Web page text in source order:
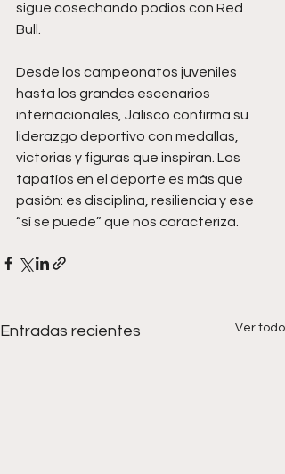
sigue cosechando podios con Red
Bull.
Desde los campeonatos juveniles
hasta los grandes escenarios
internacionales, Jalisco confirma su
liderazgo deportivo con medallas,
victorias y figuras que inspiran. Los
tapatíos en el deporte es más que
pasión: es disciplina, resiliencia y ese
“sí se puede” que nos caracteriza.
Entradas recientes Ver todo